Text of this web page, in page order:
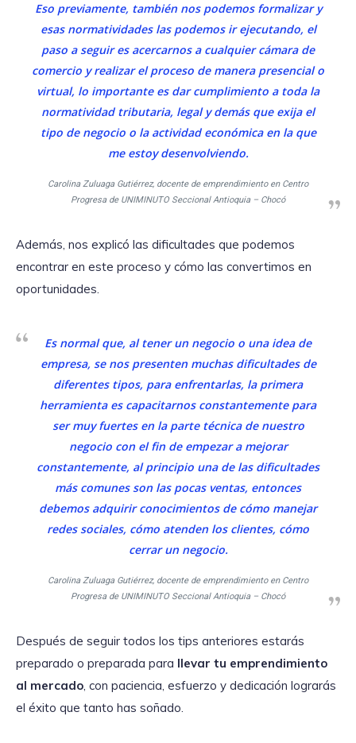
Eso previamente, también nos podemos formalizar y
esas normatividades las podemos ir ejecutando, el
paso a seguir es acercarnos a cualquier cámara de
comercio y realizar el proceso de manera presencial o
virtual, lo importante es dar cumplimiento a toda la
normatividad tributaria, legal y demás que exija el
tipo de negocio o la actividad económica en la que
me estoy desenvolviendo.
Carolina Zuluaga Gutiérrez, docente de emprendimiento en Centro
Progresa de UNIMINUTO Seccional Antioquia – Chocó
Además, nos explicó las dificultades que podemos
encontrar en este proceso y cómo las convertimos en
oportunidades.
Es normal que, al tener un negocio o una idea de
empresa, se nos presenten muchas dificultades de
diferentes tipos, para enfrentarlas, la primera
herramienta es capacitarnos constantemente para
ser muy fuertes en la parte técnica de nuestro
negocio con el fin de empezar a mejorar
constantemente, al principio una de las dificultades
más comunes son las pocas ventas, entonces
debemos adquirir conocimientos de cómo manejar
redes sociales, cómo atenden los clientes, cómo
cerrar un negocio.
Carolina Zuluaga Gutiérrez, docente de emprendimiento en Centro
Progresa de UNIMINUTO Seccional Antioquia – Chocó
Después de seguir todos los tips anteriores estarás
preparado o preparada para llevar tu emprendimiento
al mercado , con paciencia, esfuerzo y dedicación lograrás
el éxito que tanto has soñado.